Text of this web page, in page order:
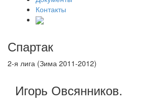
Контакты
Спартак
2-я лига (Зима 2011-2012)
Игорь Овсянников.